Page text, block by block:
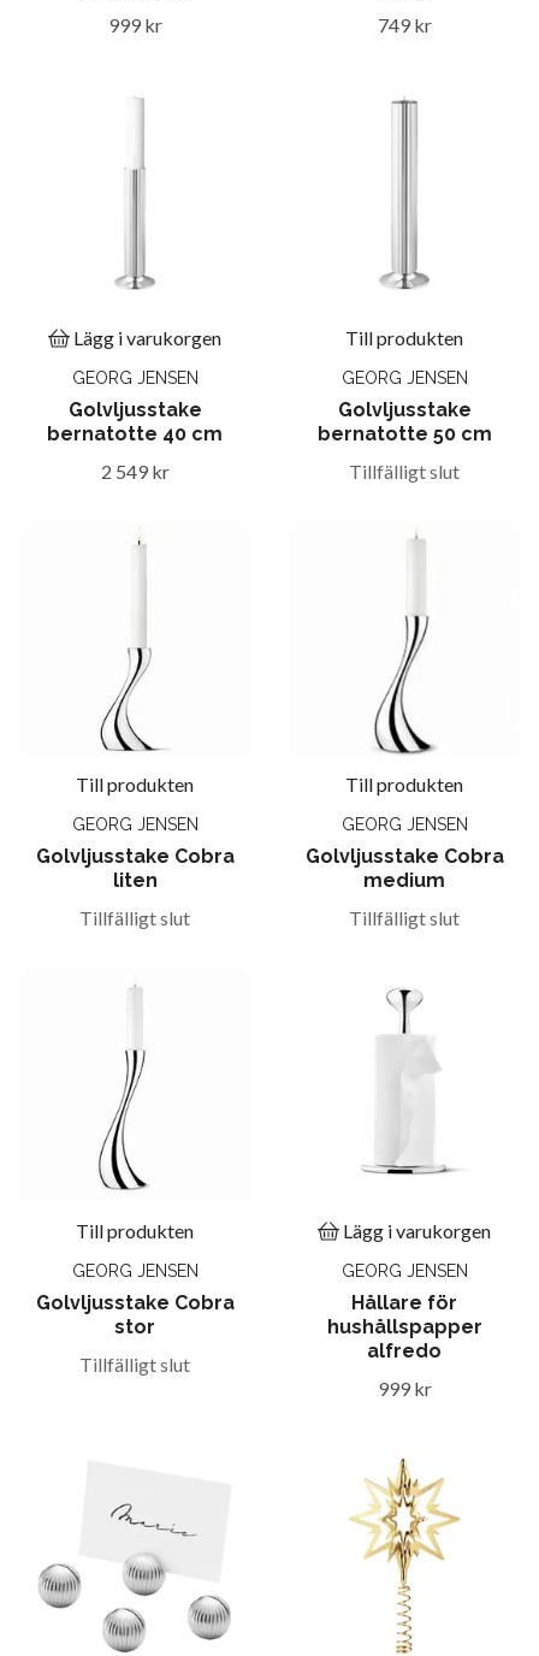
999 kr
749 kr
Lägg i varukorgen
GEORG JENSEN
Golvljusstake
bernatotte 40 cm
2 549 kr
Till produkten
GEORG JENSEN
Golvljusstake
bernatotte 50 cm
Tillfälligt slut
Till produkten
GEORG JENSEN
Golvljusstake Cobra
liten
Tillfälligt slut
Till produkten
GEORG JENSEN
Golvljusstake Cobra
medium
Tillfälligt slut
Till produkten
GEORG JENSEN
Golvljusstake Cobra
stor
Tillfälligt slut
Lägg i varukorgen
GEORG JENSEN
Hållare för
hushållspapper
alfredo
999 kr